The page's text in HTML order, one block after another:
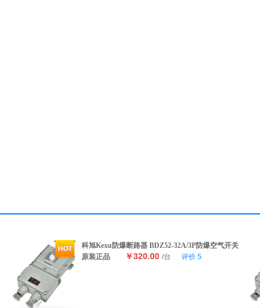
科旭Kexu防爆断路器 BDZ52-32A/3P防爆空气开关
原装正品
￥320.00 /台 评价 5